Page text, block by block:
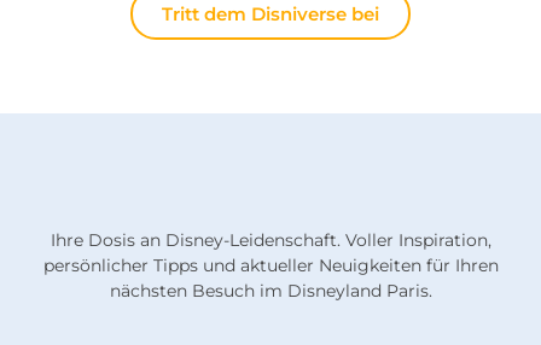
Tritt dem Disniverse bei
Ihre Dosis an Disney-Leidenschaft. Voller Inspiration,
persönlicher Tipps und aktueller Neuigkeiten für Ihren
nächsten Besuch im Disneyland Paris.